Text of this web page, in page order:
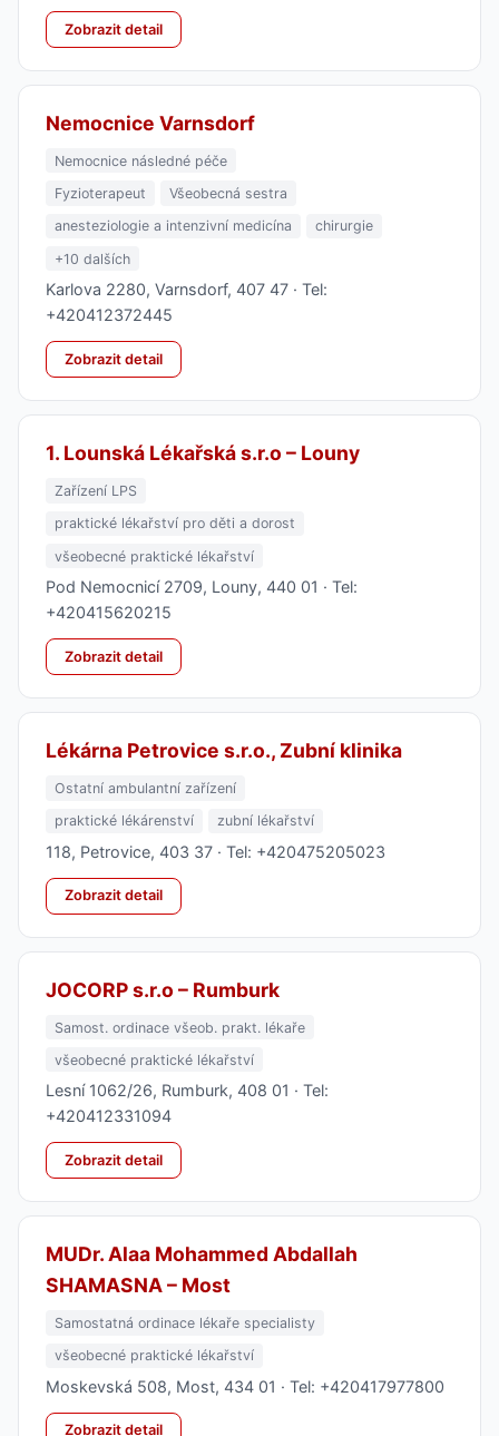
Zobrazit detail
Nemocnice Varnsdorf
Nemocnice následné péče
Fyzioterapeut
Všeobecná sestra
anesteziologie a intenzivní medicína
chirurgie
+10 dalších
Karlova 2280, Varnsdorf, 407 47 · Tel:
+420412372445
Zobrazit detail
1. Lounská Lékařská s.r.o – Louny
Zařízení LPS
praktické lékařství pro děti a dorost
všeobecné praktické lékařství
Pod Nemocnicí 2709, Louny, 440 01 · Tel:
+420415620215
Zobrazit detail
Lékárna Petrovice s.r.o., Zubní klinika
Ostatní ambulantní zařízení
praktické lékárenství
zubní lékařství
118, Petrovice, 403 37 · Tel: +420475205023
Zobrazit detail
JOCORP s.r.o – Rumburk
Samost. ordinace všeob. prakt. lékaře
všeobecné praktické lékařství
Lesní 1062/26, Rumburk, 408 01 · Tel:
+420412331094
Zobrazit detail
MUDr. Alaa Mohammed Abdallah
SHAMASNA – Most
Samostatná ordinace lékaře specialisty
všeobecné praktické lékařství
Moskevská 508, Most, 434 01 · Tel: +420417977800
Zobrazit detail